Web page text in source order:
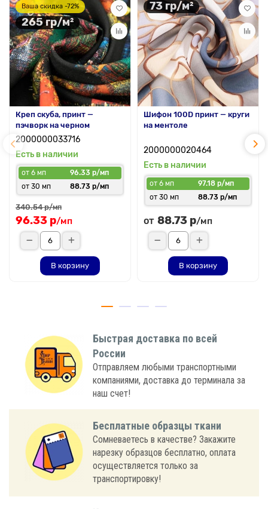
Ваша скидка -72%
265 гр/м²
Креп скуба, принт —
пэчворк на черном
2000000033716
Есть в наличии
от 6 мп
96.33 р/мп
от 30 мп
88.73 р/мп
340.54 р/мп
96.33 р/мп
В корзину
73 гр/м²
Шифон 100D принт — круги
на ментоле
2000000020464
Есть в наличии
от 6 мп
97.18 р/мп
от 30 мп
88.73 р/мп
от 88.73 р/мп
В корзину
Быстрая доставка по всей
России
Отправляем любыми транспортными
компаниями, доставка до терминала за
наш счет!
Бесплатные образцы ткани
Сомневаетесь в качестве? Закажите
нарезку образцов бесплатно, оплата
осуществляется только за
транспортировку!